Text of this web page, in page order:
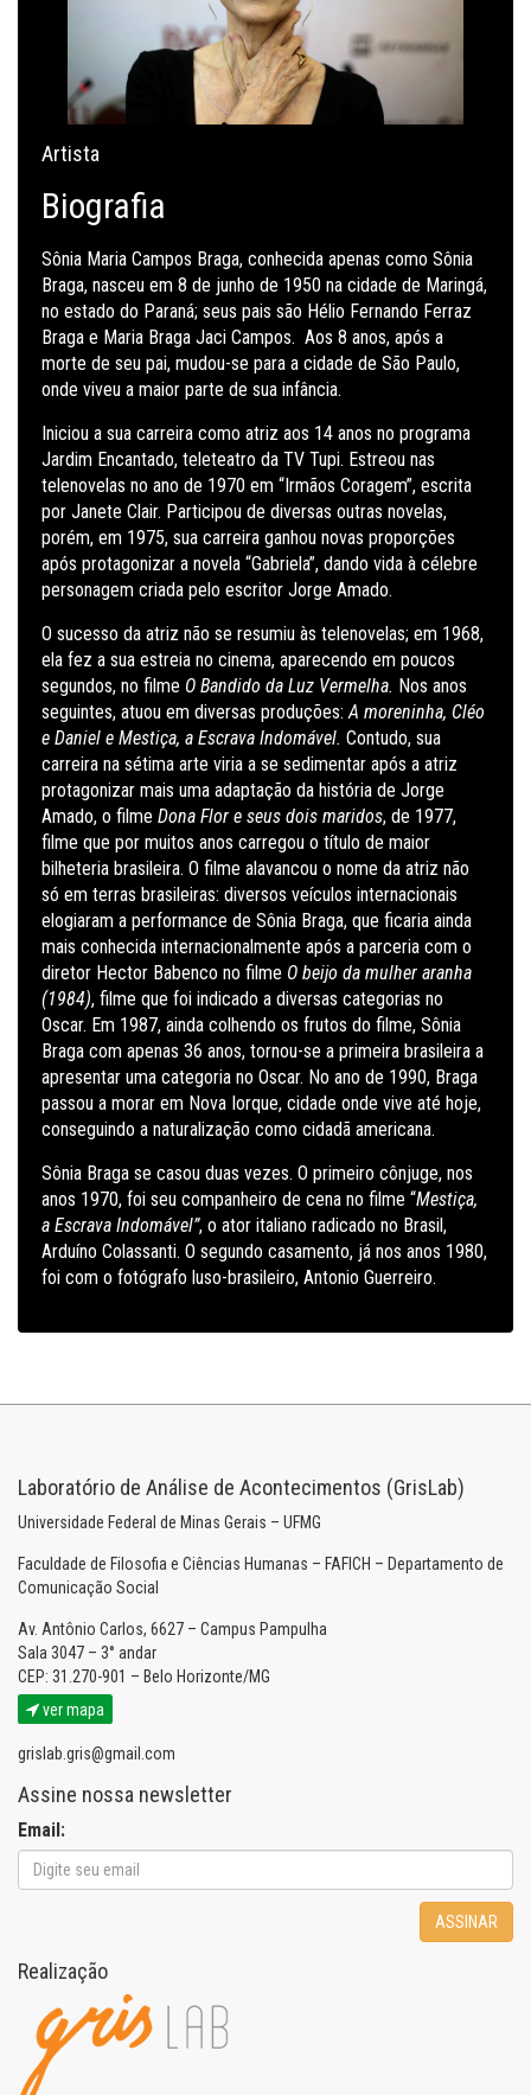
Artista
Biografia
Sônia Maria Campos Braga, conhecida apenas como Sônia
Braga, nasceu em 8 de junho de 1950 na cidade de Maringá,
no estado do Paraná; seus pais são Hélio Fernando Ferraz
Braga e Maria Braga Jaci Campos. Aos 8 anos, após a
morte de seu pai, mudou-se para a cidade de São Paulo,
onde viveu a maior parte de sua infância.
Iniciou a sua carreira como atriz aos 14 anos no programa
Jardim Encantado, teleteatro da TV Tupi. Estreou nas
telenovelas no ano de 1970 em “Irmãos Coragem”, escrita
por Janete Clair. Participou de diversas outras novelas,
porém, em 1975, sua carreira ganhou novas proporções
após protagonizar a novela “Gabriela”, dando vida à célebre
personagem criada pelo escritor Jorge Amado.
O sucesso da atriz não se resumiu às telenovelas; em 1968,
ela fez a sua estreia no cinema, aparecendo em poucos
segundos, no filme O Bandido da Luz Vermelha. Nos anos
seguintes, atuou em diversas produções:A moreninha, Cléo
e Daniel e Mestiça, a Escrava Indomável. Contudo, sua
carreira na sétima arte viria a se sedimentar após a atriz
protagonizar mais uma adaptação da história de Jorge
Amado, o filme Dona Flor e seus dois maridos, de 1977,
filme que por muitos anos carregou o título de maior
bilheteria brasileira. O filme alavancou o nome da atriz não
só em terras brasileiras: diversos veículos internacionais
elogiaram a performance de Sônia Braga, que ficaria ainda
mais conhecida internacionalmente após a parceria com o
diretor Hector Babenco no filme O beijo da mulher aranha
(1984), filme que foi indicado a diversas categorias no
Oscar. Em 1987, ainda colhendo os frutos do filme, Sônia
Braga com apenas 36 anos, tornou-se a primeira brasileira a
apresentar uma categoria no Oscar. No ano de 1990, Braga
passou a morar em Nova Iorque, cidade onde vive até hoje,
conseguindo a naturalização como cidadã americana.
Sônia Braga se casou duas vezes. O primeiro cônjuge, nos
anos 1970, foi seu companheiro de cena no filme “Mestiça,
a Escrava Indomável”, o ator italiano radicado no Brasil,
Arduíno Colassanti. O segundo casamento, já nos anos 1980,
foi com o fotógrafo luso-brasileiro, Antonio Guerreiro.
Laboratório de Análise de Acontecimentos (GrisLab)
Universidade Federal de Minas Gerais – UFMG
Faculdade de Filosofia e Ciências Humanas – FAFICH – Departamento de
Comunicação Social
Av. Antônio Carlos, 6627 – Campus Pampulha
Sala 3047 – 3° andar
CEP: 31.270-901 – Belo Horizonte/MG
ver mapa
grislab.gris@gmail.com
Assine nossa newsletter
Email:
ASSINAR
Realização